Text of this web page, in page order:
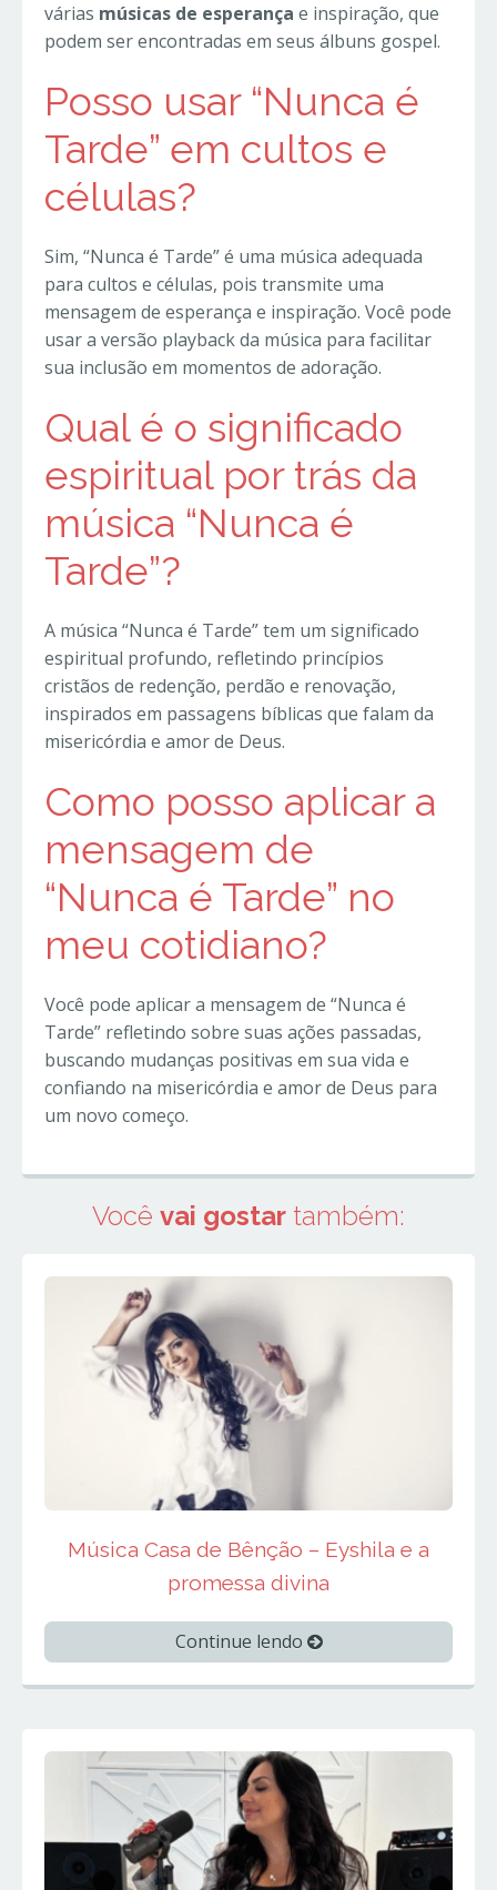
várias músicas de esperança e inspiração, que
podem ser encontradas em seus álbuns gospel.
Posso usar “Nunca é
Tarde” em cultos e
células?
Sim, “Nunca é Tarde” é uma música adequada
para cultos e células, pois transmite uma
mensagem de esperança e inspiração. Você pode
usar a versão playback da música para facilitar
sua inclusão em momentos de adoração.
Qual é o significado
espiritual por trás da
música “Nunca é
Tarde”?
A música “Nunca é Tarde” tem um significado
espiritual profundo, refletindo princípios
cristãos de redenção, perdão e renovação,
inspirados em passagens bíblicas que falam da
misericórdia e amor de Deus.
Como posso aplicar a
mensagem de
“Nunca é Tarde” no
meu cotidiano?
Você pode aplicar a mensagem de “Nunca é
Tarde” refletindo sobre suas ações passadas,
buscando mudanças positivas em sua vida e
confiando na misericórdia e amor de Deus para
um novo começo.
Você vai gostar também:
Música Casa de Bênção – Eyshila e a
promessa divina
Continue lendo